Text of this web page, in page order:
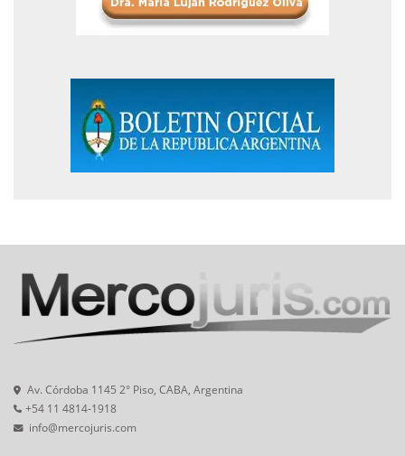
Av. Córdoba 1145 2° Piso, CABA, Argentina
+54 11 4814-1918
info@mercojuris.com